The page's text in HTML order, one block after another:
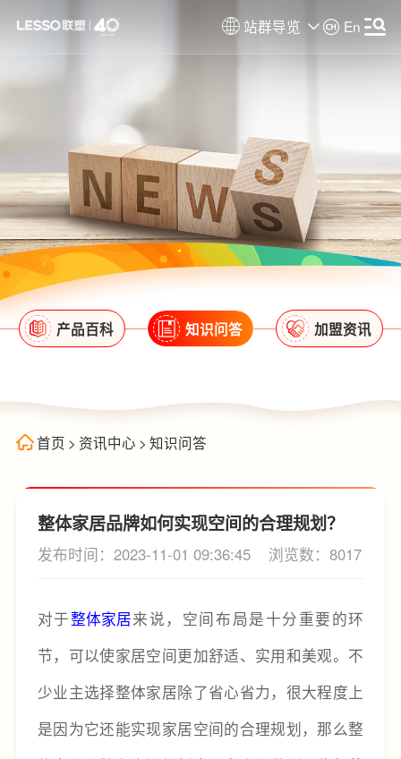
站群导览 En
产品百科 知识问答 加盟资讯
首页 > 资讯中心 > 知识问答
整体家居品牌如何实现空间的合理规划？
发布时间：2023-11-01 09:36:45 浏览数：8017
对于整体家居来说，空间布局是十分重要的环
节，可以使家居空间更加舒适、实用和美观。不
少业主选择整体家居除了省心省力，很大程度上
是因为它还能实现家居空间的合理规划，那么整